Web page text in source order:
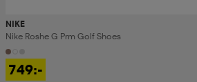
NIKE
Nike Roshe G Prm Golf Shoes
749:-